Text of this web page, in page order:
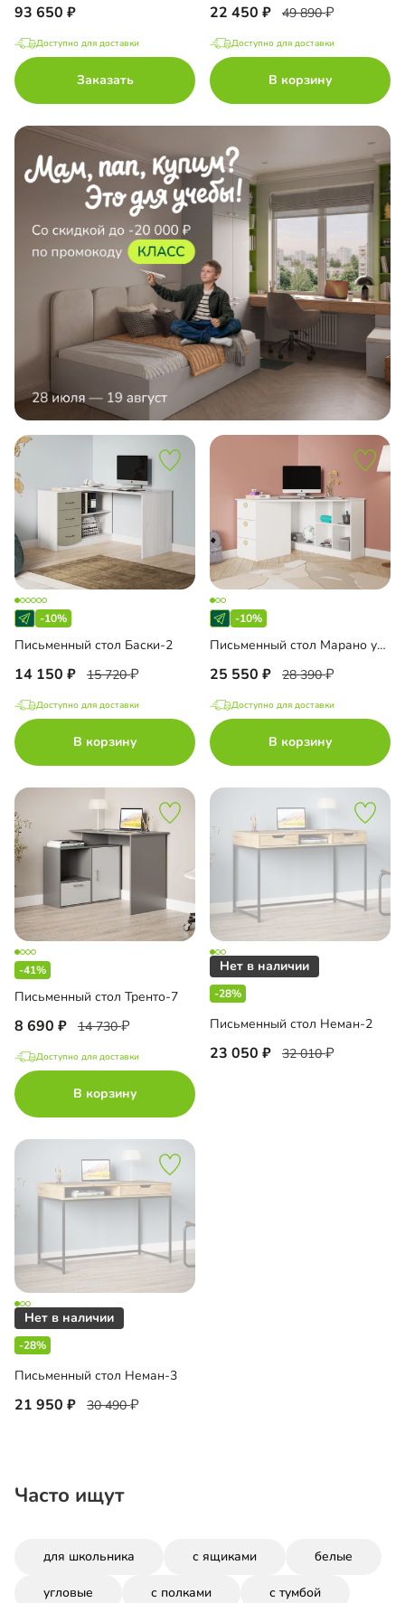
93 650
Доступно для доставки
Заказать
22 450 49 890
Доступно для доставки
В корзину
-10%
Письменный стол Баски-2
14 150 15 720
Доступно для доставки
В корзину
-10%
Письменный стол Марано угловой
25 550 28 390
Доступно для доставки
В корзину
-41%
Письменный стол Тренто-7
8 690 14 730
Доступно для доставки
В корзину
-28%
Письменный стол Неман-2
23 050 32 010
-28%
Письменный стол Неман-3
21 950 30 490
Часто ищут
для школьника с ящиками белые
угловые с полками с тумбой